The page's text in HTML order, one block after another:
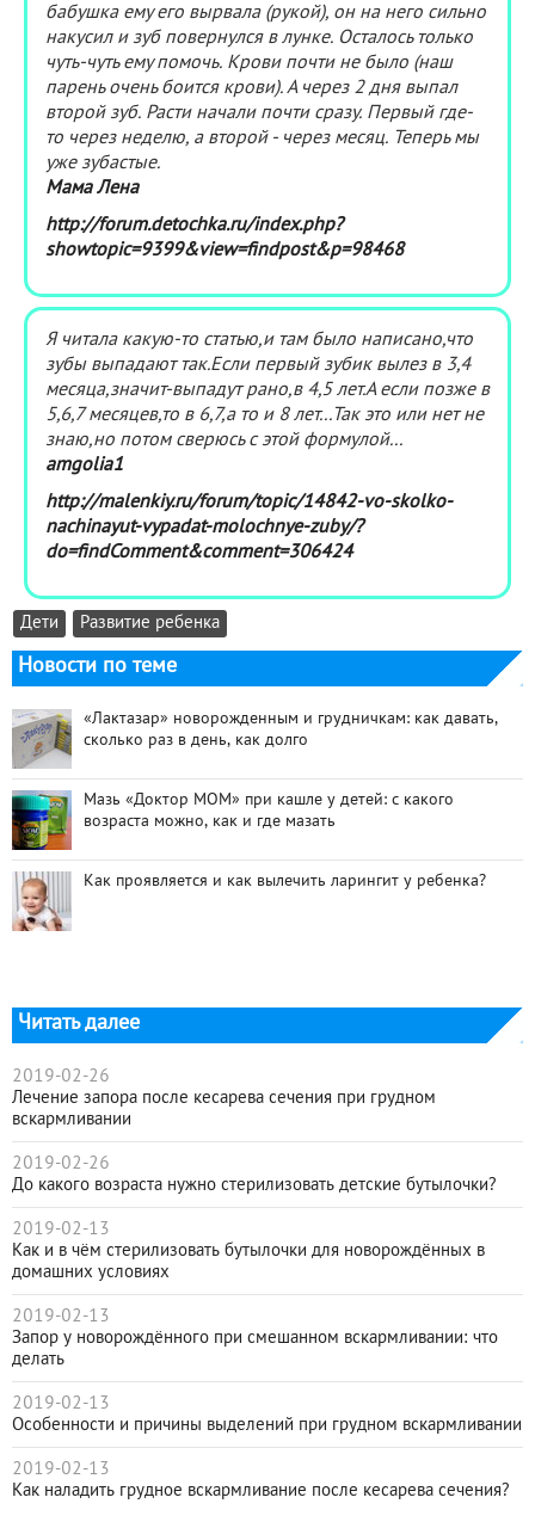
бабушка ему его вырвала (рукой), он на него сильно
накусил и зуб повернулся в лунке. Осталось только
чуть-чуть ему помочь. Крови почти не было (наш
парень очень боится крови). А через 2 дня выпал
второй зуб. Расти начали почти сразу. Первый где-
то через неделю, а второй - через месяц. Теперь мы
уже зубастые.
Мама Лена
http://forum.detochka.ru/index.php?
showtopic=9399&view=findpost&p=98468
Я читала какую-то статью,и там было написано,что
зубы выпадают так.Если первый зубик вылез в 3,4
месяца,значит-выпадут рано,в 4,5 лет.А если позже в
5,6,7 месяцев,то в 6,7,а то и 8 лет...Так это или нет не
знаю,но потом сверюсь с этой формулой...
amgolia1
http://malenkiy.ru/forum/topic/14842-vo-skolko-
nachinayut-vypadat-molochnye-zuby/?
do=findComment&comment=306424
Дети Развитие ребенка
Новости по теме
«Лактазар» новорожденным и грудничкам: как давать,
сколько раз в день, как долго
Мазь «Доктор МОМ» при кашле у детей: с какого
возраста можно, как и где мазать
Как проявляется и как вылечить ларингит у ребенка?
Читать далее
2019-02-26
Лечение запора после кесарева сечения при грудном
вскармливании
2019-02-26
До какого возраста нужно стерилизовать детские бутылочки?
2019-02-13
Как и в чём стерилизовать бутылочки для новорождённых в
домашних условиях
2019-02-13
Запор у новорождённого при смешанном вскармливании: что
делать
2019-02-13
Особенности и причины выделений при грудном вскармливании
2019-02-13
Как наладить грудное вскармливание после кесарева сечения?